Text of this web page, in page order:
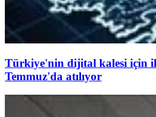
Türkiye'nin dijital kalesi için
Temmuz'da atılıyor